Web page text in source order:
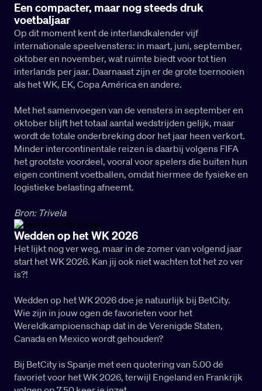
Een compacter, maar nog steeds druk
voetbaljaar
Op dit moment kent de interlandkalender vijf
internationale speelvensters: in maart, juni, september,
oktober en november, wat ruimte biedt voor tot tien
interlands per jaar. Daarnaast zijn er de grote toernooien
als het WK, EK, Copa América en andere.
Met het samenvoegen van de vensters in september en
oktober blijft het totaal aantal wedstrijden gelijk, maar
wordt de totale onderbreking door het jaar heen verkort.
Minder intercontinentale reizen is daarbij volgens FIFA
het grootste voordeel, vooral voor spelers die buiten hun
eigen continent voetballen, omdat hiermee de fysieke en
logistieke belasting afneemt.
Bron: Trivela
Wedden op het WK 2026
Het lijkt nog ver weg, maar in de zomer van volgend jaar
start het WK 2026. Kan jij ook niet wachten tot het zo ver
is?!
Wedden op het WK 2026 doe je natuurlijk bij BetCity.
Wie zijn in jouw ogen de favorieten voor het
Wereldkampioenschap dat in de Verenigde Staten,
Canada en Mexico wordt gehouden?
Bij BetCity is Spanje met een quotering van 5.00 dé
favoriet voor het WK 2026, terwijl Engeland en Frankrijk